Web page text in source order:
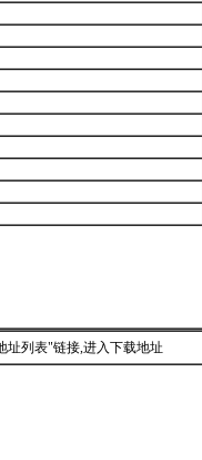
址列表"链接,进入下载地址